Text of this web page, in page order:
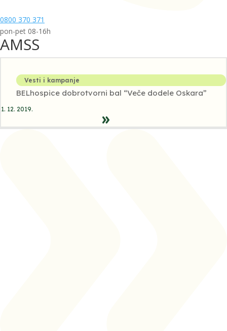
0800 370 371
pon-pet 08-16h
AMSS
Vesti i kampanje
BELhospice dobrotvorni bal “Veče dodele Oskara”
1. 12. 2019.